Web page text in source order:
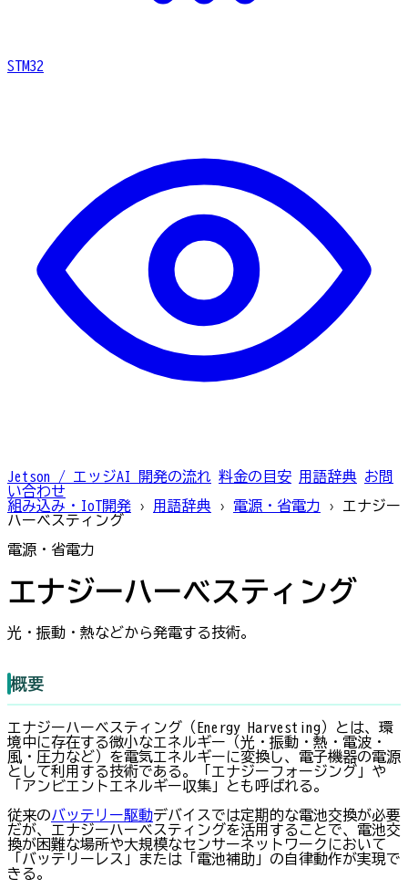
STM32
Jetson / エッジAI 開発の流れ 料金の目安 用語辞典 お問
い合わせ
組み込み・IoT開発
› 用語辞典 › 電源・省電力 ›
エナジー
ハーベスティング
電源・省電力
エナジーハーベスティング
光・振動・熱などから発電する技術。
概要
エナジーハーベスティング（Energy Harvesting）とは、環
境中に存在する微小なエネルギー（光・振動・熱・電波・
風・圧力など）を電気エネルギーに変換し、電子機器の電源
として利用する技術である。「エナジーフォージング」や
「アンビエントエネルギー収集」とも呼ばれる。
従来のバッテリー駆動デバイスでは定期的な電池交換が必要
だが、エナジーハーベスティングを活用することで、電池交
換が困難な場所や大規模なセンサーネットワークにおいて
「バッテリーレス」または「電池補助」の自律動作が実現で
きる。